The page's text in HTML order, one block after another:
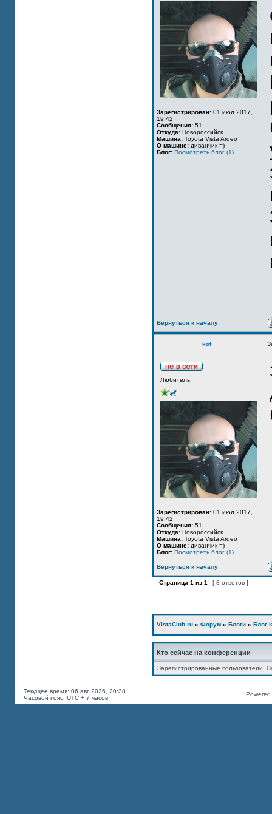
Зарегистрирован: 01 июл 2017,
19:42
Сообщения: 51
Откуда: Новороссийск
Машина: Toyota Vista Ardeo
О машине: диванчик =)
Блог: Посмотреть блог (1)
Вернуться к началу
kot_
Любитель
Зарегистрирован: 01 июл 2017,
19:42
Сообщения: 51
Откуда: Новороссийск
Машина: Toyota Vista Ardeo
О машине: диванчик =)
Блог: Посмотреть блог (1)
Вернуться к началу
Страница 1 из 1 [ 8 ответов ]
VistaClub.ru » Форум » Блоги » Блог
Кто сейчас на конференции
Зарегистрированные пользователи:
Текущее время: 06 авг 2026, 20:38
Часовой пояс: UTC + 7 часов